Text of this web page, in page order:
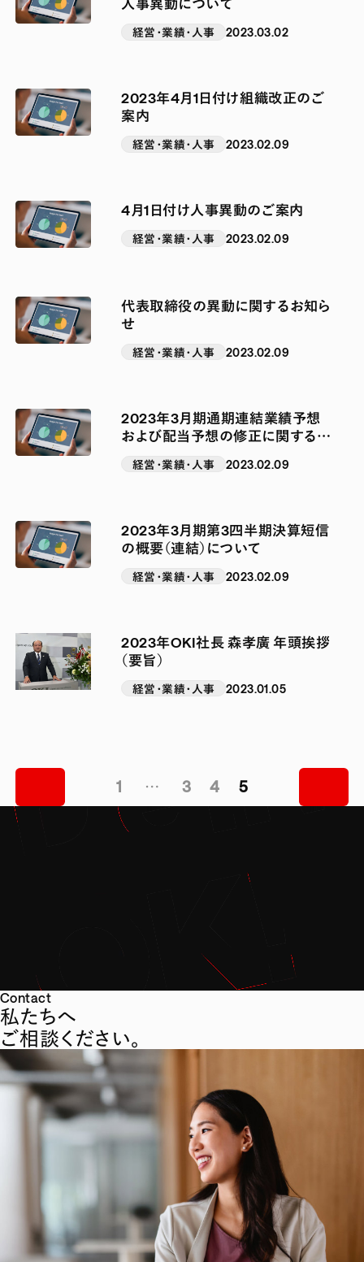
人事異動について
経営・業績・人事 2023.03.02
2023年4月1日付け組織改正のご
案内
経営・業績・人事 2023.02.09
4月1日付け人事異動のご案内
経営・業績・人事 2023.02.09
代表取締役の異動に関するお知ら
せ
経営・業績・人事 2023.02.09
2023年3月期通期連結業績予想
および配当予想の修正に関するお
経営・業績・人事 2023.02.09
2023年3月期第3四半期決算短信
の概要（連結）について
経営・業績・人事 2023.02.09
2023年OKI社長 森孝廣 年頭挨拶
（要旨）
経営・業績・人事 2023.01.05
1 … 3 4 5
Contact
私たちへ
ご相談ください。